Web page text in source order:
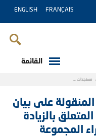
FRANÇAIS
ENGLISH
القائمة
مستجدات طوطال ـ يؤشر مجلس القيم المنقولة على بيان
على بيان
بالزيادة
المجموعة